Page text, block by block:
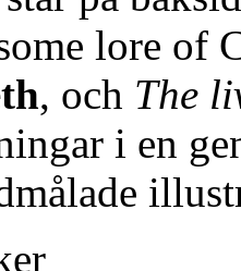
lore of
, och The
i en